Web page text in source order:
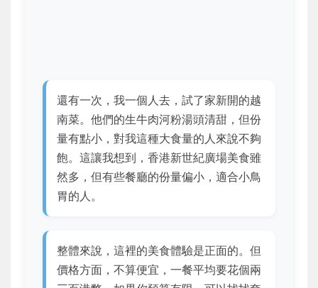
還有一次，我一個人去，試了家新開的越
南菜。他們的生牛肉河粉湯頭清甜，但份
量有點小，對我這種大食量的人來說不夠
飽。這讓我想到，香港新世紀廣場美食雖
然多，但有些餐廳的份量偏小，適合小鳥
胃的人。
整體來說，這裡的美食體驗是正面的。但
價格方面，不算便宜，一餐平均要花個兩